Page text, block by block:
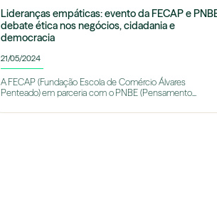
Lideranças empáticas: evento da FECAP e
debate ética nos negócios, cidadania e
democracia
21/05/2024
A FECAP (Fundação Escola de Comércio Álvares
Penteado) em parceria com o PNBE (Pensamento...